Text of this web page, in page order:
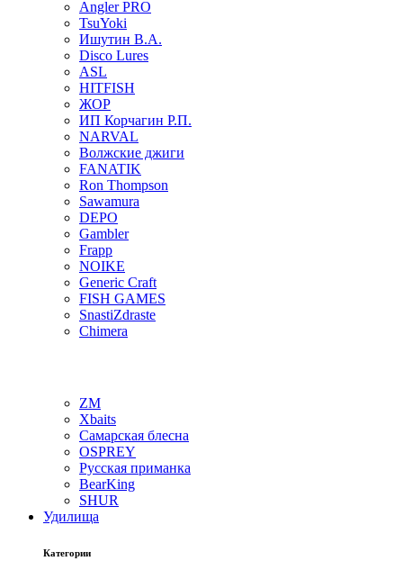
Angler PRO
TsuYoki
Ишутин В.А.
Disco Lures
ASL
HITFISH
ЖОР
ИП Корчагин Р.П.
NARVAL
Волжские джиги
FANATIK
Ron Thompson
Sawamura
DEPO
Gambler
Frapp
NOIKE
Generic Craft
FISH GAMES
SnastiZdraste
Chimera
ZM
Xbaits
Самарская блесна
OSPREY
Русская приманка
BearKing
SHUR
Удилища
Категории